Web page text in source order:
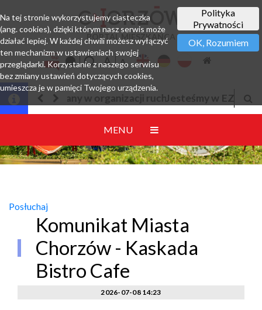
PORTAL MIESZKAŃCA
Jesteśmy w EZD
MENU
Posłuchaj
Komunikat Miasta
Chorzów - Kaskada
Bistro Cafe
2026-07-08 14:23
Polityka
Prywatności
OK, Rozumiem
Na tej stronie wykorzystujemy ciasteczka
(ang. cookies), dzięki którym nasz serwis może
działać lepiej. W każdej chwili możesz wyłączyć
ten mechanizm w ustawieniach swojej
przeglądarki. Korzystanie z naszego serwisu
bez zmiany ustawień dotyczących cookies,
umieszcza je w pamięci Twojego urządzenia.